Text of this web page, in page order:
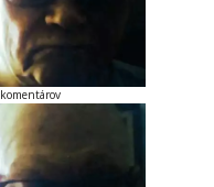
komentárov